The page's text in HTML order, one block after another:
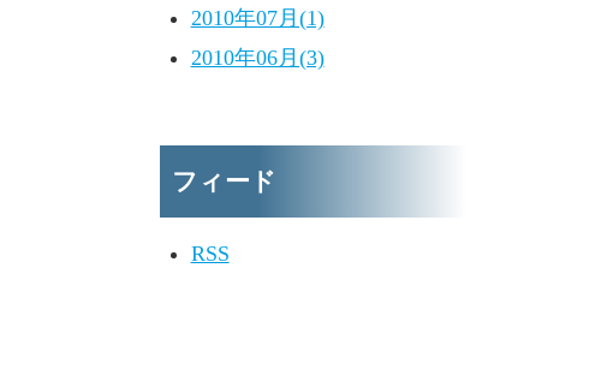
2010年07月(1)
2010年06月(3)
フィード
RSS